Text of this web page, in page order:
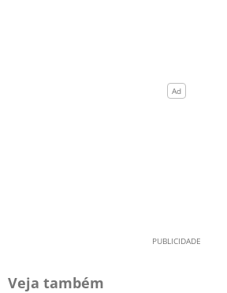
Veja também